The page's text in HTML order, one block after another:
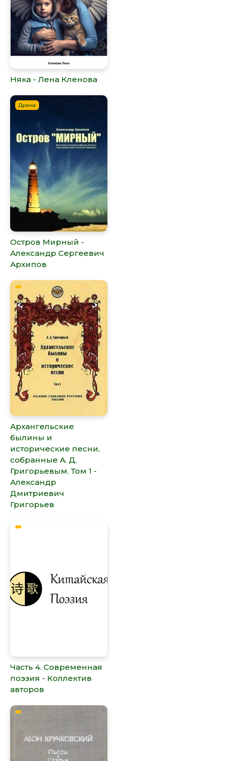
Няка - Лена Кленова
Драма
Остров Мирный -
Александр Сергеевич
Архипов
Архангельские
былины и
исторические песни,
собранные А. Д.
Григорьевым. Том 1 -
Александр
Дмитриевич
Григорьев
Часть 4. Современная
поэзия - Коллектив
авторов